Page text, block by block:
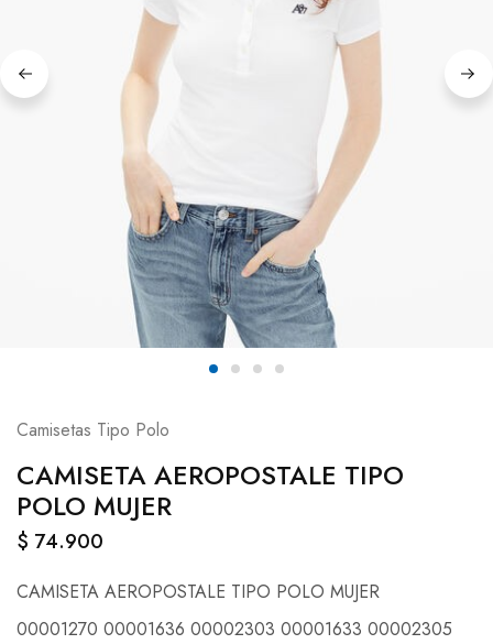
Camisetas Tipo Polo
CAMISETA AEROPOSTALE TIPO
POLO MUJER
$ 74.900
CAMISETA AEROPOSTALE TIPO POLO MUJER
00001270 00001636 00002303 00001633 00002305